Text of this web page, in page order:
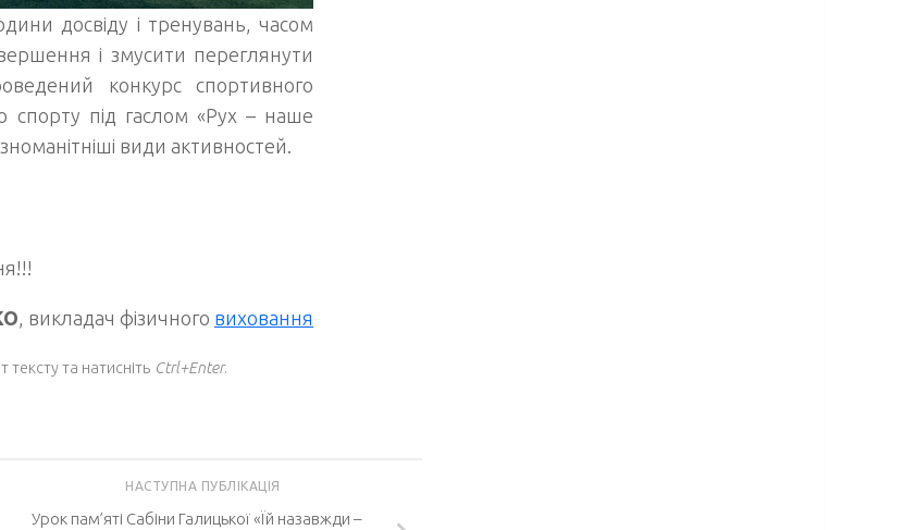
досвіду і тренувань, часом
і змусити переглянути
конкурс спортивного
спорту під гаслом «Рух – наше
види активностей.
, викладач фізичного виховання
та натисніть Ctrl+Enter.
НАСТУПНА ПУБЛІКАЦІЯ
Урок пам’яті Сабіни Галицької «Їй назавжди –